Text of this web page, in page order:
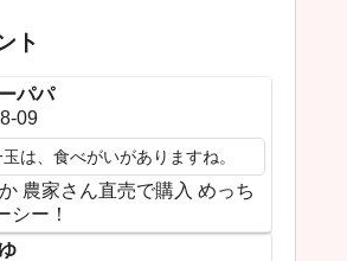
ト
パパ
09
は、食べがいがありますね。
農家さん直売で購入 めっち
シー！